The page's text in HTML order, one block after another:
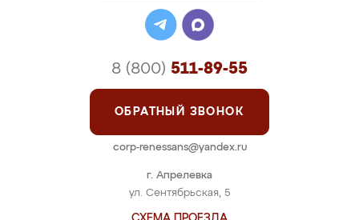
г. Апрелевка
ул. Сентябрьская, 5
8 (800) 511-89-55
ОБРАТНЫЙ ЗВОНОК
corp-renessans@yandex.ru